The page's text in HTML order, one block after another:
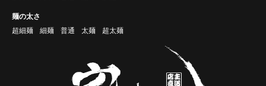
麺の太さ
超細麺
細麺 普通 太麺 超太麺